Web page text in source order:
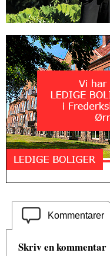
Kommentarer
Skriv en kommentar